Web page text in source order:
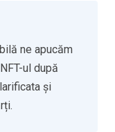
ne apucăm
ul după
și